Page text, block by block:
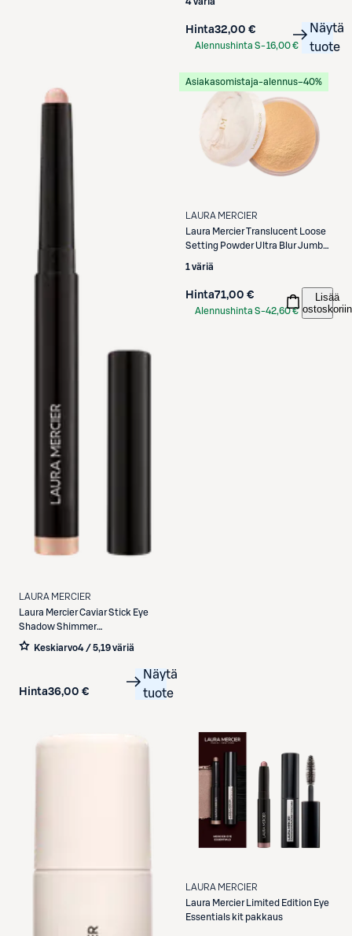
Hinta32,00 €
Alennushinta S-16,00 €
Näytä
tuote
LAURA MERCIER
Laura MercierCaviar Stick Eye
Shadow Shimmer
luomiväripuikko 1,64 g
Keskiarvo4 / 5,19 väriä
Hinta36,00 €
Näytä
tuote
Asiakasomistaja-alennus−40%
LAURA MERCIER
Laura MercierTranslucent Loose
Setting Powder Ultra Blur Jumbo
1 väriä
Hinta71,00 €
Alennushinta S-42,60 €
Lisää
ostoskoriin
LAURA MERCIER
Laura Mercier
Limited Edition Eye
Essentials kit pakkaus